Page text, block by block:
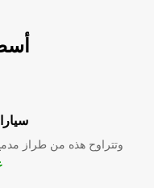
وتتراوح هذه من طراز